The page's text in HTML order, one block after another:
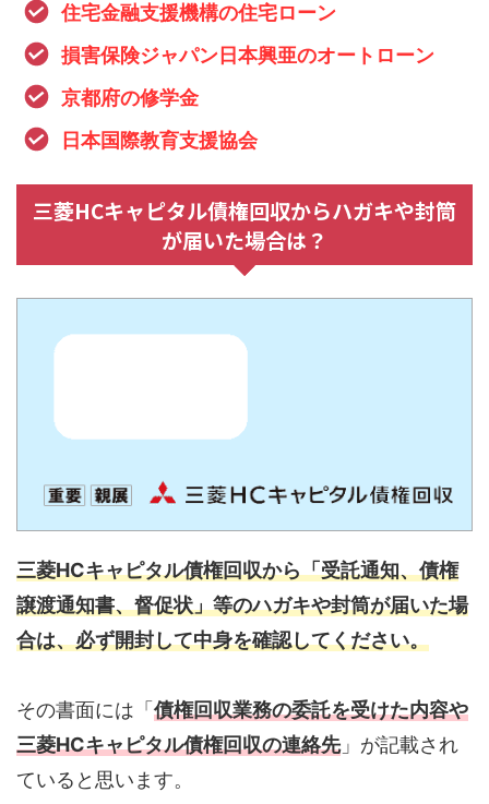
住宅金融支援機構の住宅ローン
損害保険ジャパン日本興亜のオートローン
京都府の修学金
日本国際教育支援協会
三菱HCキャピタル債権回収からハガキや封筒
が届いた場合は？
三菱HCキャピタル債権回収から「受託通知、債権
譲渡通知書、督促状」等のハガキや封筒が届いた場
合は、必ず開封して中身を確認してください。
その書面には「 債権回収業務の委託を受けた内容や
三菱HCキャピタル債権回収の連絡先」が記載され
ていると思います。